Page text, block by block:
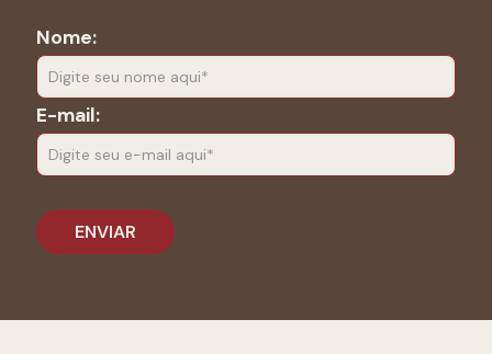
Nome:
E-mail: